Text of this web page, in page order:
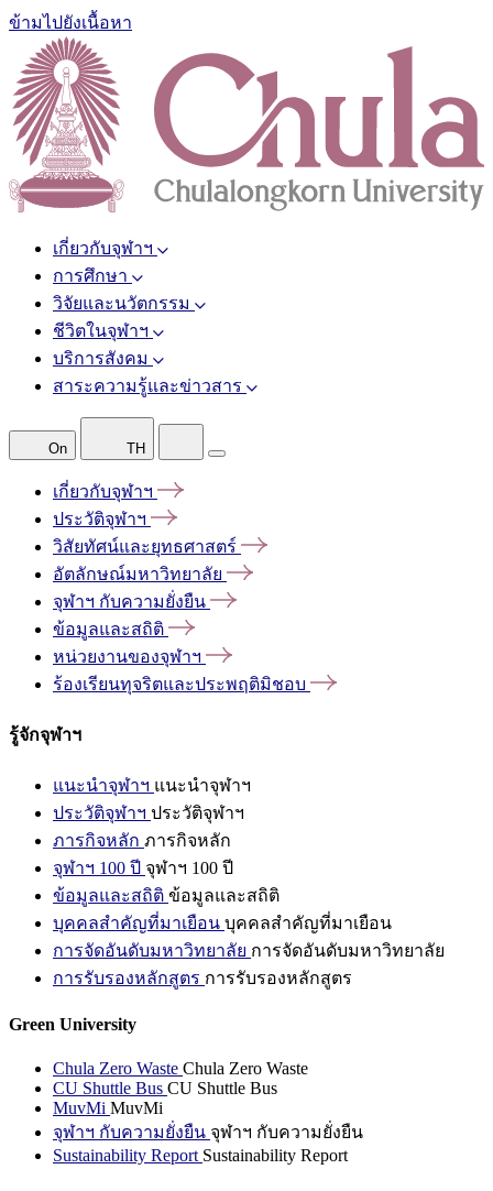
ข้ามไปยังเนื้อหา
เกี่ยวกับจุฬาฯ
การศึกษา
วิจัยและนวัตกรรม
ชีวิตในจุฬาฯ
บริการสังคม
สาระความรู้และข่าวสาร
On TH
เกี่ยวกับจุฬาฯ
ประวัติจุฬาฯ
วิสัยทัศน์และยุทธศาสตร์
อัตลักษณ์มหาวิทยาลัย
จุฬาฯ กับความยั่งยืน
ข้อมูลและสถิติ
หน่วยงานของจุฬาฯ
ร้องเรียนทุจริตและประพฤติมิชอบ
รู้จักจุฬาฯ
แนะนำจุฬาฯ แนะนำจุฬาฯ
ประวัติจุฬาฯ ประวัติจุฬาฯ
ภารกิจหลัก ภารกิจหลัก
จุฬาฯ 100 ปี จุฬาฯ 100 ปี
ข้อมูลและสถิติ ข้อมูลและสถิติ
บุคคลสำคัญที่มาเยือน บุคคลสำคัญที่มาเยือน
การจัดอันดับมหาวิทยาลัย การจัดอันดับมหาวิทยาลัย
การรับรองหลักสูตร การรับรองหลักสูตร
Green University
Chula Zero Waste Chula Zero Waste
CU Shuttle Bus CU Shuttle Bus
MuvMi MuvMi
จุฬาฯ กับความยั่งยืน จุฬาฯ กับความยั่งยืน
Sustainability Report Sustainability Report